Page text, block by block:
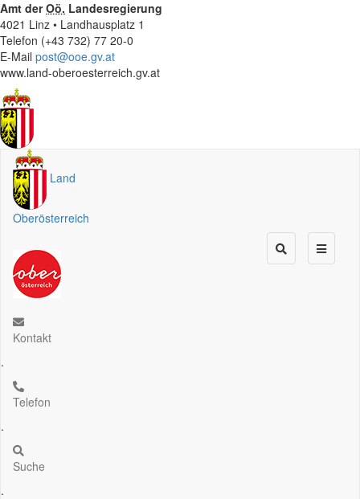
Amt derOö. Landesregierung
4021 Linz • Landhausplatz 1
Telefon (+43 732) 77 20-0
E-Mail post@ooe.gv.at
www.land-oberoesterreich.gv.at
Land
Oberösterreich
Kontakt
.
Telefon
.
Suche
.